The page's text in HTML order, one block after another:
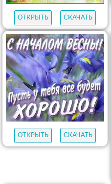
ОТКРЫТЬ СКАЧАТЬ
ОТКРЫТЬ СКАЧАТЬ